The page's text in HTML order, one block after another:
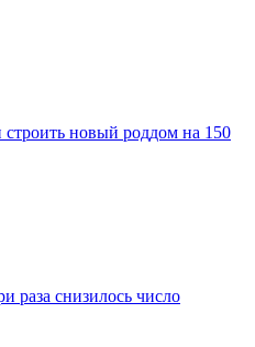
строить новый роддом на 150
раза снизилось число